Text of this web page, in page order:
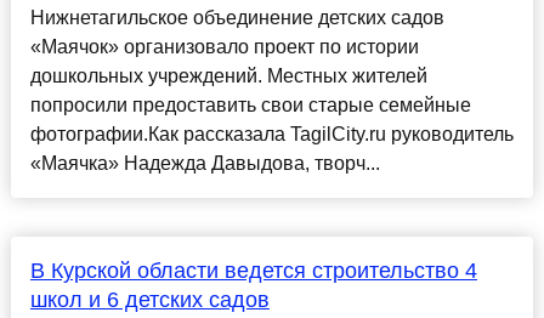
Нижнетагильское объединение детских садов
«Маячок» организовало проект по истории
дошкольных учреждений. Местных жителей
попросили предоставить свои старые семейные
фотографии.Как рассказала TagilCity.ru руководитель
«Маячка» Надежда Давыдова, творч...
В Курской области ведется строительство 4
школ и 6 детских садов